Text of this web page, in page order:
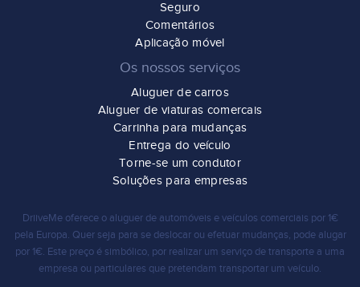
Seguro
Comentários
Aplicação móvel
Os nossos serviços
Aluguer de carros
Aluguer de viaturas comercais
Carrinha para mudanças
Entrega do veículo
Torne-se um condutor
Soluções para empresas
DriiveMe oferece o aluguer de automóveis e veículos comerciais por 1€
pela Europa. Quer seja para se deslocarou efetuar mudanças, pode alugar
por 1€. Este preço é simbólico, por realizar um serviço de transporte a uma
empresa ou particulares que pretendam transportar um veículo.